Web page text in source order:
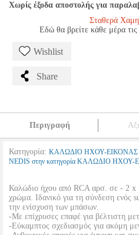
Χωρίς έξοδα αποστολής για
Σταθερά
Εδώ θα βρείτε κάθε μέρα τις
Wishlist
Share
Περιγραφή
Κατηγορία: ΚΑΛΩΔΙΟ ΗΧΟΥ-ΕΙΚΟΝΑΣ
NEDIS στην κατηγορία ΚΑΛΩΔΙΟ
Καλώδιο ήχου από RCA αρσ. σε - 2 x
χρώμα. Ιδανικό για τη σύνδεση ενός
την ενίσχυση των μπάσων.
-Με επίχρυσες επαφέ για βέλτιστη
-Εύκαμπτος σχεδιασμός για ακόμη